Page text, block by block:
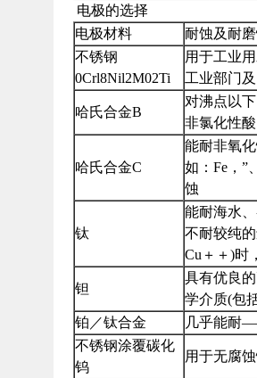
电极的选择
电极材料
耐蚀及耐
不锈钢
0Crl8Nil2M02Ti
用于工业
工业部门
哈氏合金B
对沸点以
非氯化性
哈氏合金C
能耐非氧
如： Fe ， ”
蚀
钛
能耐海水
不耐较纯
Cu ＋＋)时
钽
具有优良
学介质(包
铂／钛合金
几乎能耐
不锈钢涂覆碳化
钨
用于无腐